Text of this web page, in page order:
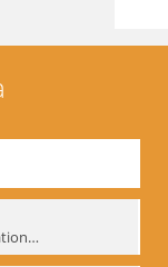
Biomechanik- Abschlusspräsentation des Workshops Sommer 2001